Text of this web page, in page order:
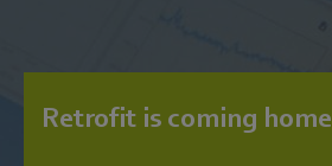
Retrofit is coming home